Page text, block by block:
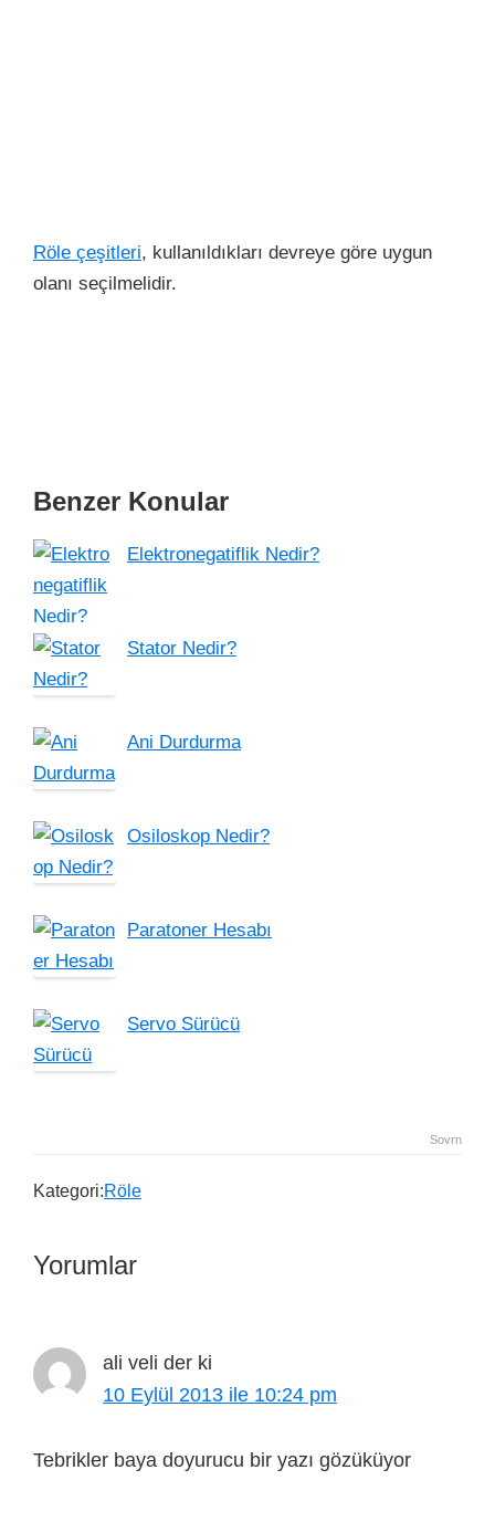
Röle çeşitleri, kullanıldıkları devreye göre uygun
olanı seçilmelidir.
Benzer Konular
Elektronegatiflik Nedir?
Stator Nedir?
Ani Durdurma
Osiloskop Nedir?
Paratoner Hesabı
Servo Sürücü
Sovrn
Kategori:Röle
Yorumlar
ali veli der ki
10 Eylül 2013 ile 10:24 pm
Tebrikler baya doyurucu bir yazı gözüküyor